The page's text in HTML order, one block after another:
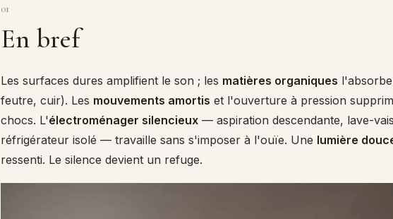
01
En bref
Les surfaces dures amplifient le son ; les matières organiques
feutre, cuir). Les mouvements amortis et l'ouverture à pression
chocs. L'électroménager silencieux — aspiration descendante, lave-
réfrigérateur isolé — travaille sans s'imposer à l'ouïe. Une lumière
ressenti. Le silence devient un refuge.